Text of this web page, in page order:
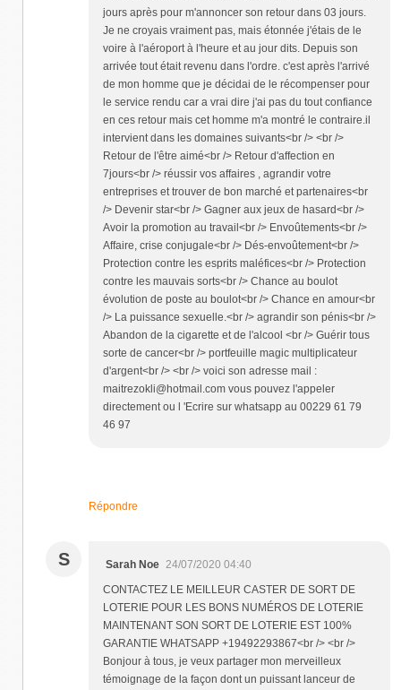
jours après pour m'annoncer son retour dans 03 jours.
Je ne croyais vraiment pas, mais étonnée j'étais de le
voire à l'aéroport à l'heure et au jour dits. Depuis son
arrivée tout était revenu dans l'ordre. c'est après l'arrivé
de mon homme que je décidai de le récompenser pour
le service rendu car a vrai dire j'ai pas du tout confiance
en ces retour mais cet homme m'a montré le contraire.il
intervient dans les domaines suivants<br /> <br />
Retour de l'être aimé<br /> Retour d'affection en
7jours<br /> réussir vos affaires , agrandir votre
entreprises et trouver de bon marché et partenaires<br
/> Devenir star<br /> Gagner aux jeux de hasard<br />
Avoir la promotion au travail<br /> Envoûtements<br />
Affaire, crise conjugale<br /> Dés-envoûtement<br />
Protection contre les esprits maléfices<br /> Protection
contre les mauvais sorts<br /> Chance au boulot
évolution de poste au boulot<br /> Chance en amour<br
/> La puissance sexuelle.<br /> agrandir son pénis<br />
Abandon de la cigarette et de l'alcool <br /> Guérir tous
sorte de cancer<br /> portfeuille magic multiplicateur
d'argent<br /> <br /> voici son adresse mail :
maitrezokli@hotmail.com vous pouvez l'appeler
directement ou l 'Ecrire sur whatsapp au 00229 61 79
46 97
Répondre
S Sarah Noe 24/07/2020 04:40
CONTACTEZ LE MEILLEUR CASTER DE SORT DE
LOTERIE POUR LES BONS NUMÉROS DE LOTERIE
MAINTENANT SON SORT DE LOTERIE EST 100%
GARANTIE WHATSAPP +19492293867<br /> <br />
Bonjour à tous, je veux partager mon merveilleux
témoignage de la façon dont un puissant lanceur de